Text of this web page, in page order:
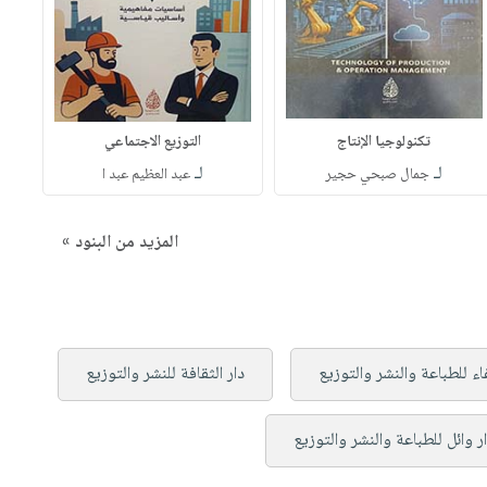
تكنولوجيا الإنتاج
لـجمال صبحي حجير
التوزيع الاجتماعي
لـعبد العظيم عبد ا
المزيد من البنود »
للطباعة والنشر والتوزيع دار الثقافة للنشر والتوزيع
وائل للطباعة والنشر والتوزيع